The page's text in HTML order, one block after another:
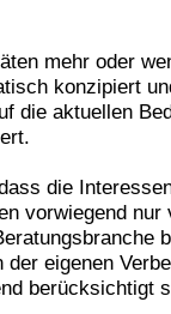
mehr oder
konzipiert
die aktuellen
die
vorwiegend nur
eigenen
berücksichtigt